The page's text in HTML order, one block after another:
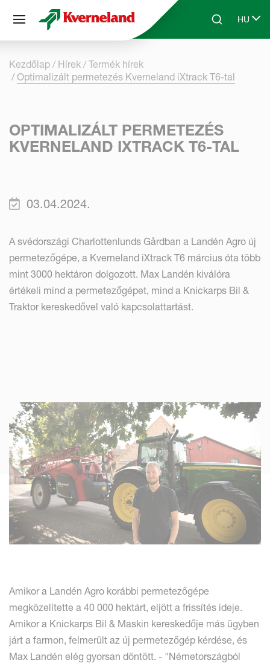
Skip to main contentSearchHU
Select
Kezdőlap Hírek
Termék hírek
Optimalizált permetezés Kverneland iXtrack T6-tal
OPTIMALIZÁLT PERMETEZÉS
KVERNELAND IXTRACK T6-TAL
03.04.2024.
A svédországi Charlottenlunds Gårdban a Landén Agro új
permetezőgépe, a Kverneland iXtrack T6 március óta több
mint 3000 hektáron dolgozott. Max Landén kiválóra
értékeli mind a permetezőgépet, mind a Knickarps Bil &
Traktor kereskedővel való kapcsolattartást.
Amikor a Landén Agro korábbi permetezőgépe
megközelítette a 40 000 hektárt, eljött a frissítés ideje.
Amikor a Knickarps Bil & Maskin kereskedője más ügyben
járt a farmon, felmerült az új permetezőgép kérdése, és
Max Landén elég gyorsan döntött. - "Németországból
Süti preferenciák